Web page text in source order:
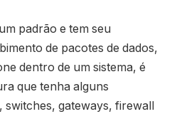
padrão e tem seu
de pacotes de dados,
dentro de um sistema, é
que tenha alguns
gateways, firewall